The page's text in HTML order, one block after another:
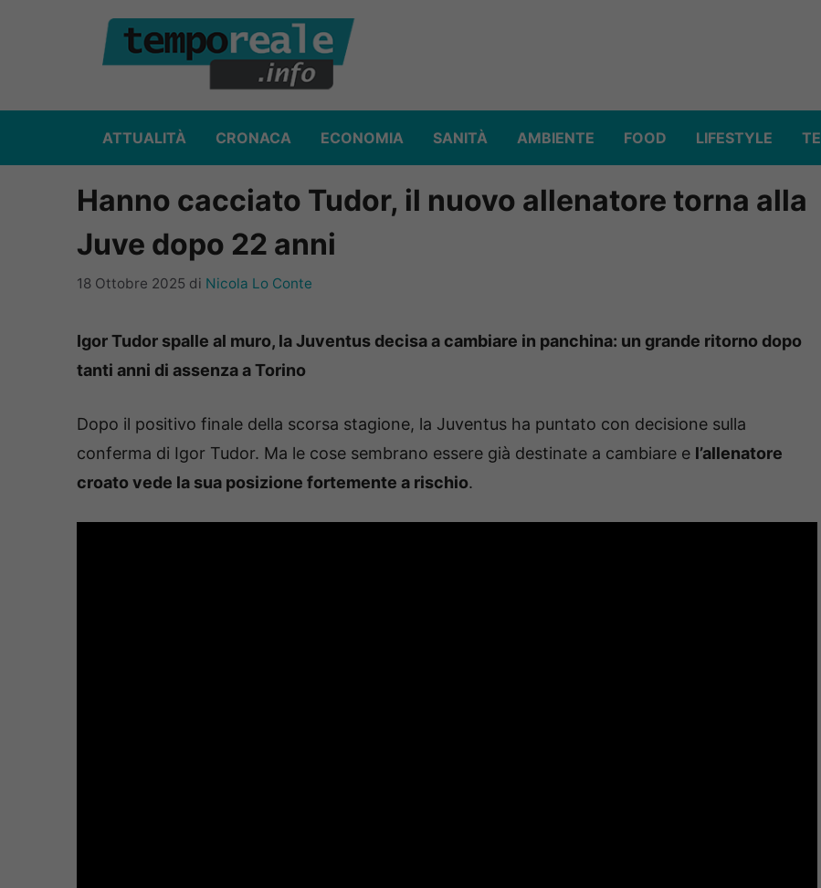
ATTUALITÀ CRONACA ECONOMIA SANITÀ AMBIENTE FOOD LIFESTYLE
Hanno cacciato Tudor, il nuovo allenatore torna alla
Juve dopo 22 anni
18 Ottobre 2025 di Nicola Lo Conte
Igor Tudor spalle al muro, la Juventus decisa a cambiare in panchina: un grande ritorno dopo
tanti anni di assenza a Torino
Dopo il positivo finale della scorsa stagione, la Juventus ha puntato con decisione sulla
conferma di Igor Tudor. Ma le cose sembrano essere già destinate a cambiare e l’allenatore
croato vede la sua posizione fortemente a rischio.